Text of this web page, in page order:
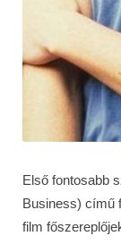
Első fontosabb
Business) című
film